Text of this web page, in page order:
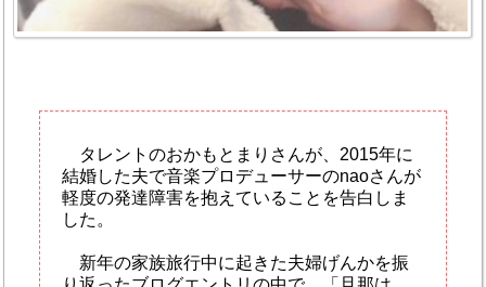
タレントのおかもとまりさんが、2015年に
結婚した夫で音楽プロデューサーのnaoさんが
軽度の発達障害を抱えていることを告白しま
した。
新年の家族旅行中に起きた夫婦げんかを振